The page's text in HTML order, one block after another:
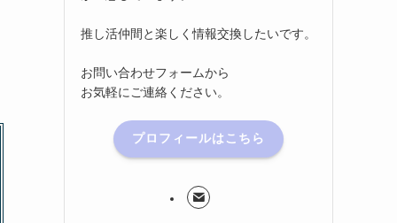
推し活仲間と楽しく情報交換したいです。
お問い合わせフォームから
お気軽にご連絡ください。
プロフィールはこちら